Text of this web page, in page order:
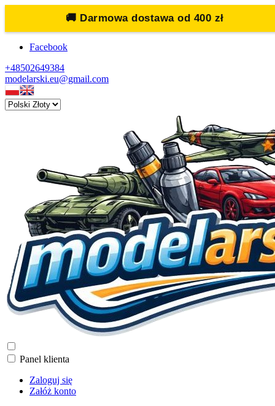
🚚 Darmowa dostawa od 400 zł
Facebook
+48502649384
modelarski.eu@gmail.com
Panel klienta
Zaloguj się
Załóż konto